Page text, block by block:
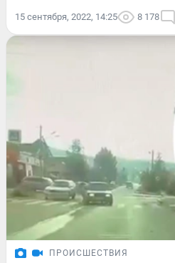
15 сентября, 2022, 14:25 8 178
ПРОИСШЕСТВИЯ